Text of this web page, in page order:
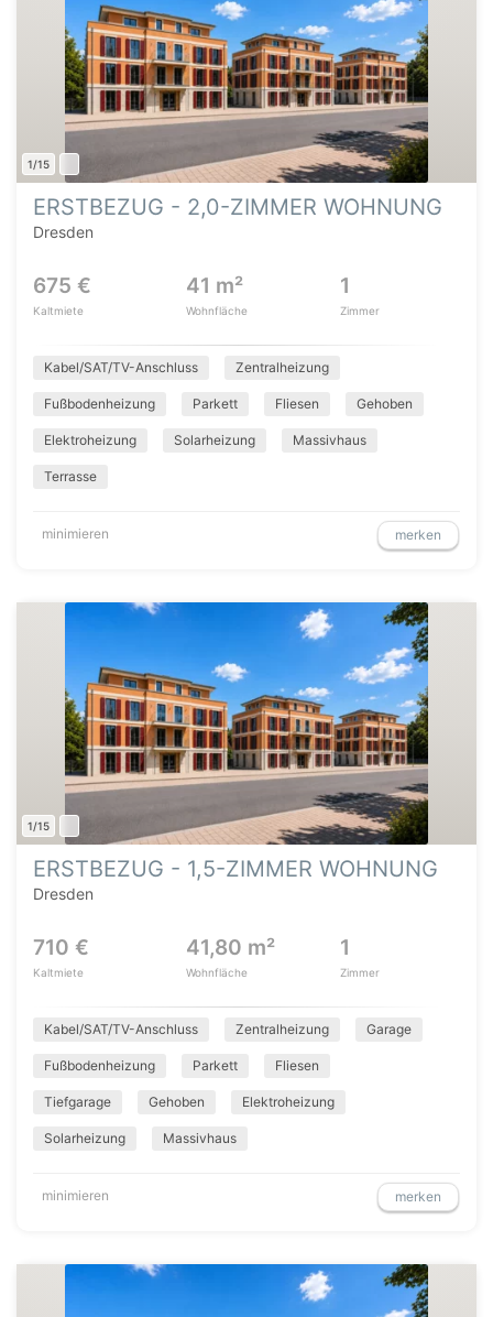
1/15
ERSTBEZUG - 2,0-ZIMMER WOHNUNG
Dresden
675 €
Kaltmiete
41 m²
Wohnfläche
1
Zimmer
Kabel/SAT/TV-Anschluss Zentralheizung
Fußbodenheizung Parkett Fliesen Gehoben
Elektroheizung Solarheizung Massivhaus
Terrasse
minimieren merken
1/15
ERSTBEZUG - 1,5-ZIMMER WOHNUNG
Dresden
710 €
Kaltmiete
41,80 m²
Wohnfläche
1
Zimmer
Kabel/SAT/TV-Anschluss Zentralheizung Garage
Fußbodenheizung Parkett Fliesen
Tiefgarage Gehoben Elektroheizung
Solarheizung Massivhaus
minimieren merken